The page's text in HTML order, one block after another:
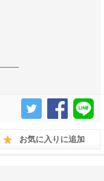
お気に入りに追加